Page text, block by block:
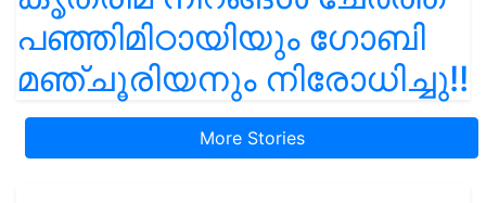
പഞ്ഞിമിഠായിയും ഗോബി
മഞ്ചൂരിയനും നിരോധിച്ചു!!
More Stories